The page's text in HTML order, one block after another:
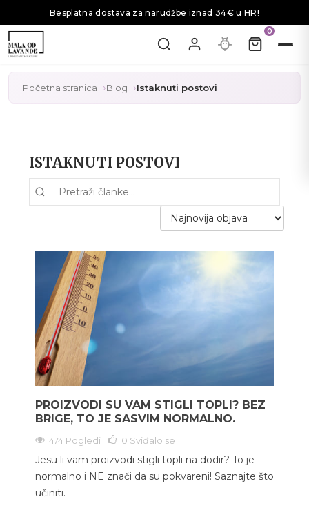
Besplatna dostava za narudžbe iznad 34€ u HR!
0
Početna stranica Blog Istaknuti postovi
ISTAKNUTI POSTOVI
PROIZVODI SU VAM STIGLI TOPLI? BEZ
BRIGE, TO JE SASVIM NORMALNO.
474 Pogledi 0 Sviđalo se
Jesu li vam proizvodi stigli topli na dodir? To je
normalno i NE znači da su pokvareni! Saznajte što
učiniti.